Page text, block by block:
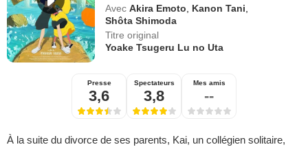
Avec Akira Emoto Kanon Tani
Shôta Shimoda
Titre original
Yoake Tsugeru Lu no Uta
Presse
3,6
Spectateurs
3,8
Mes amis
--
À la suite du divorce de ses parents, Kai, un collégien solitaire,